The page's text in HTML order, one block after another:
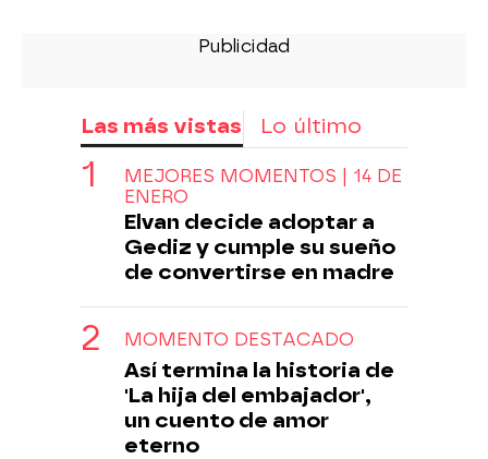
Las más vistas Lo último
MEJORES MOMENTOS | 14 DE
ENERO
Elvan decide adoptar a
Gediz y cumple su sueño
de convertirse en madre
MOMENTO DESTACADO
Así termina la historia de
'La hija del embajador',
un cuento de amor
eterno